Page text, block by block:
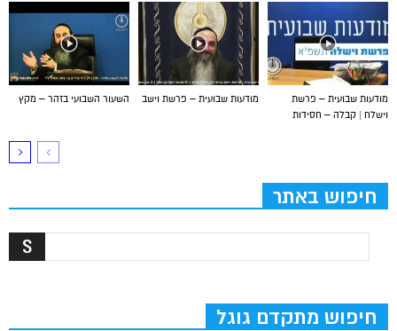
השעור השבועי בזהר – מקץ מודעות שבועית – פרשת וישב
מודעות שבועית – פרשת
וישלח | קבלה – חסידות
חיפוש באתר
חיפוש מתקדם גוגל